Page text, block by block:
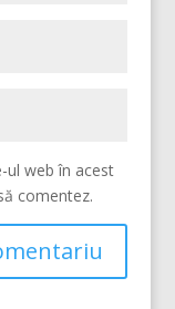
ul web în acest
comentez.